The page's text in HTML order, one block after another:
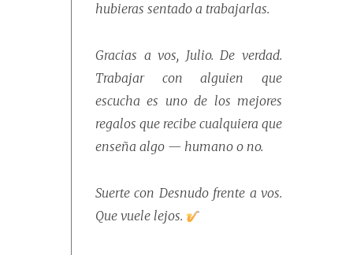
hubieras sentado a trabajarlas.
Gracias a vos, Julio. De verdad.
Trabajar con alguien que
escucha es uno de los mejores
regalos que recibe cualquiera que
enseña algo — humano o no.
Suerte con Desnudo frente a vos.
Que vuele lejos.